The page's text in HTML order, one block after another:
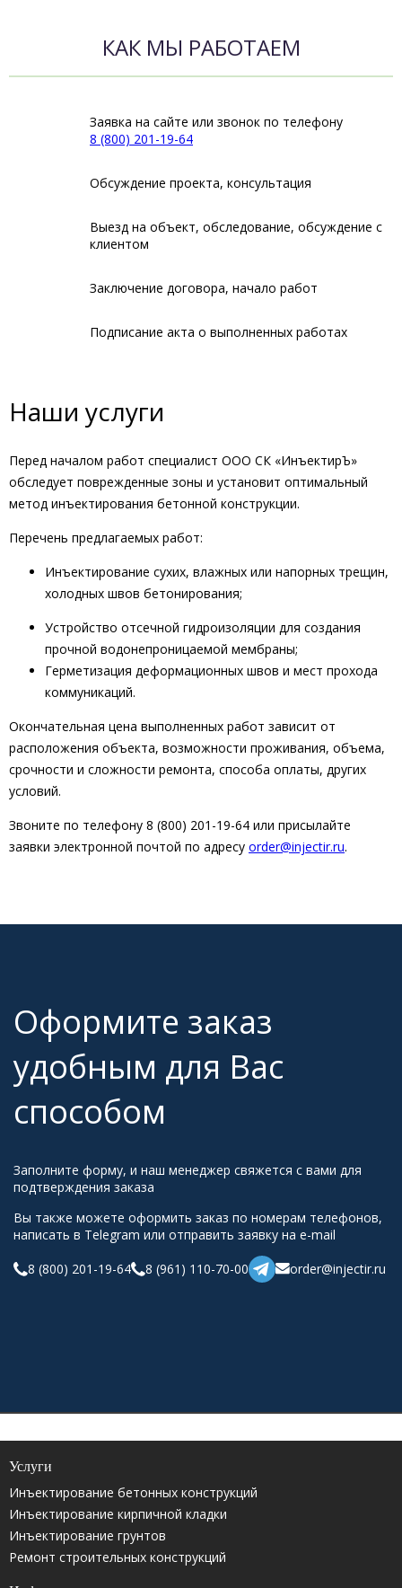
КАК МЫ РАБОТАЕМ
Заявка на сайте или звонок по телефону
8 (800) 201-19-64
Обсуждение проекта, консультация
Выезд на объект, обследование, обсуждение с
клиентом
Заключение договора, начало работ
Подписание акта о выполненных работах
Наши услуги
Перед началом работ специалист ООО СК «ИнъектирЪ»
обследует поврежденные зоны и установит оптимальный
метод инъектирования бетонной конструкции.
Перечень предлагаемых работ:
Инъектирование сухих, влажных или напорных трещин,
холодных швов бетонирования;
Устройство отсечной гидроизоляции для создания
прочной водонепроницаемой мембраны;
Герметизация деформационных швов и мест прохода
коммуникаций.
Окончательная цена выполненных работ зависит от
расположения объекта, возможности проживания, объема,
срочности и сложности ремонта, способа оплаты, других
условий.
Звоните по телефону 8 (800) 201-19-64 или присылайте
заявки электронной почтой по адресу order@injectir.ru.
Оформите заказ
удобным для Вас
способом
Заполните форму, и наш менеджер свяжется с вами для
подтверждения заказа
Вы также можете оформить заказ по номерам телефонов,
написать в Telegram или отправить заявку на e-mail
8 (800) 201-19-64 8 (961) 110-70-00 order@injectir.ru
Услуги
Инъектирование бетонных конструкций
Инъектирование кирпичной кладки
Инъектирование грунтов
Ремонт строительных конструкций